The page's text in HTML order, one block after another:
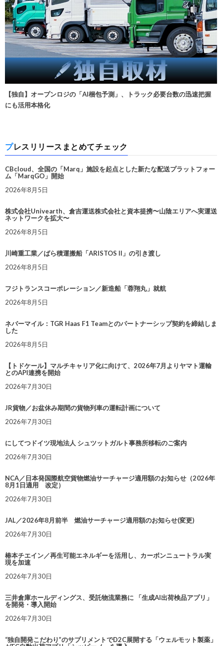
【独自】オープンロジの「AI梱包予測」、トラック必要台数の迅速把握
にも活用本格化
プレスリリースまとめてチェック
CBcloud、全国の「Marq」施設を起点とした新たな配送プラットフォー
ム「MarqGO」開始
2026年8月5日
株式会社Univearth、倉吉運送株式会社と資本提携〜山陰エリアへ実運送
ネットワークを拡大〜
2026年8月5日
川崎重工業／ばら積運搬船「ARISTOS II」の引き渡し
2026年8月5日
フジトランスコーポレーション／新造船「蓉翔丸」就航
2026年8月5日
ネバーマイル：TGR Haas F1 Teamとのパートナーシップ契約を締結しま
した
2026年8月5日
【トドケール】マルチキャリア化に向けて、2026年7月よりヤマト運輸
とのAPI連携を開始
2026年7月30日
JR貨物／お盆休み期間の貨物列車の運転計画について
2026年7月30日
にしてつドイツ現地法人 シュツットガルト事務所移転のご案内
2026年7月30日
NCA／日本発国際航空貨物燃油サーチャージ適用額のお知らせ（2026年
8月1日適用 改定）
2026年7月30日
JAL／2026年8月前半 燃油サーチャージ適用額のお知らせ(変更)
2026年7月30日
椿本チエイン／再生可能エネルギーを活用し、カーボンニュートラル実
現を加速
2026年7月30日
三井倉庫ホールディングス、受託物流業務に 「生成AI出荷検品アプリ」
を開発・導入開始
2026年7月30日
“独自開発こだわり”のサプリメントでD2C展開する「ウェルモット製薬」